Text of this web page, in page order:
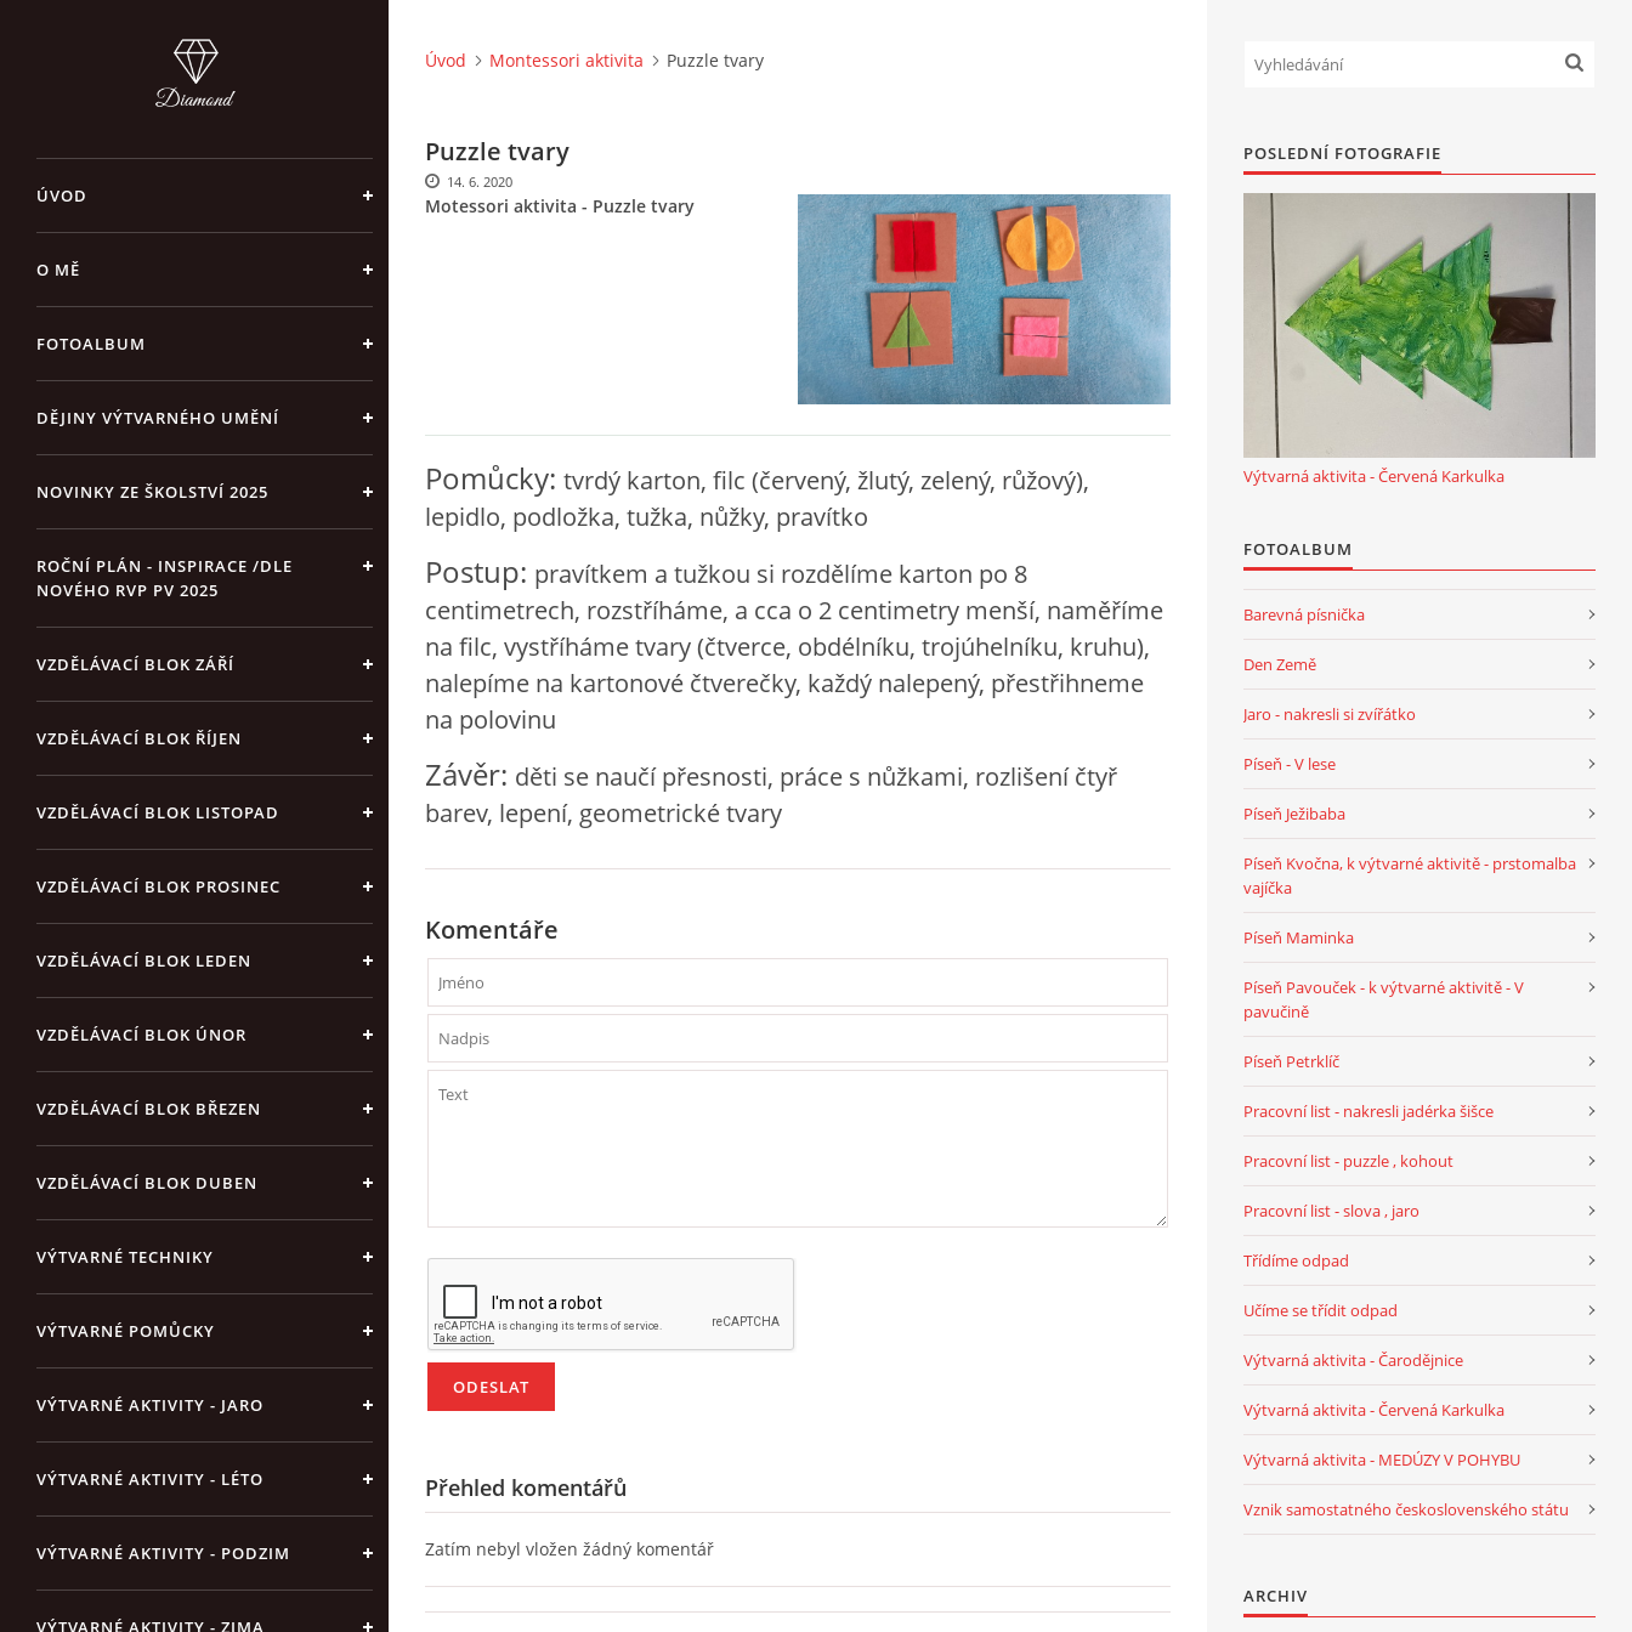
ÚVOD
O MĚ
FOTOALBUM
DĚJINY VÝTVARNÉHO UMĚNÍ
NOVINKY ZE ŠKOLSTVÍ 2025
ROČNÍ PLÁN - INSPIRACE /DLE
NOVÉHO RVP PV 2025
VZDĚLÁVACÍ BLOK ZÁŘÍ
VZDĚLÁVACÍ BLOK ŘÍJEN
VZDĚLÁVACÍ BLOK LISTOPAD
VZDĚLÁVACÍ BLOK PROSINEC
VZDĚLÁVACÍ BLOK LEDEN
VZDĚLÁVACÍ BLOK ÚNOR
VZDĚLÁVACÍ BLOK BŘEZEN
VZDĚLÁVACÍ BLOK DUBEN
VÝTVARNÉ TECHNIKY
VÝTVARNÉ POMŮCKY
VÝTVARNÉ AKTIVITY - JARO
VÝTVARNÉ AKTIVITY - LÉTO
VÝTVARNÉ AKTIVITY - PODZIM
VÝTVARNÉ AKTIVITY - ZIMA
Úvod Montessori aktivita Puzzle tvary
Puzzle tvary
Motessori aktivita - Puzzle tvary
14. 6. 2020
Pomůcky: tvrdý karton, filc (červený, žlutý, zelený, růžový),
lepidlo, podložka, tužka, nůžky, pravítko
Postup: pravítkem a tužkou si rozdělíme karton po 8
centimetrech, rozstříháme, a cca o 2 centimetry menší, naměříme
na filc, vystříháme tvary (čtverce, obdélníku, trojúhelníku, kruhu),
nalepíme na kartonové čtverečky, každý nalepený, přestřihneme
na polovinu
Závěr: děti se naučí přesnosti, práce s nůžkami, rozlišení čtyř
barev, lepení, geometrické tvary
Komentáře
Přehled komentářů
Zatím nebyl vložen žádný komentář
POSLEDNÍ FOTOGRAFIE
Výtvarná aktivita - Červená Karkulka
FOTOALBUM
Barevná písnička
Den Země
Jaro - nakresli si zvířátko
Píseň - V lese
Píseň Ježibaba
Píseň Kvočna, k výtvarné aktivitě - prstomalba
vajíčka
Píseň Maminka
Píseň Pavouček - k výtvarné aktivitě - V
pavučině
Píseň Petrklíč
Pracovní list - nakresli jadérka šišce
Pracovní list - puzzle , kohout
Pracovní list - slova , jaro
Třídíme odpad
Učíme se třídit odpad
Výtvarná aktivita - Čarodějnice
Výtvarná aktivita - Červená Karkulka
Výtvarná aktivita - MEDÚZY V POHYBU
Vznik samostatného československého státu
ARCHIV